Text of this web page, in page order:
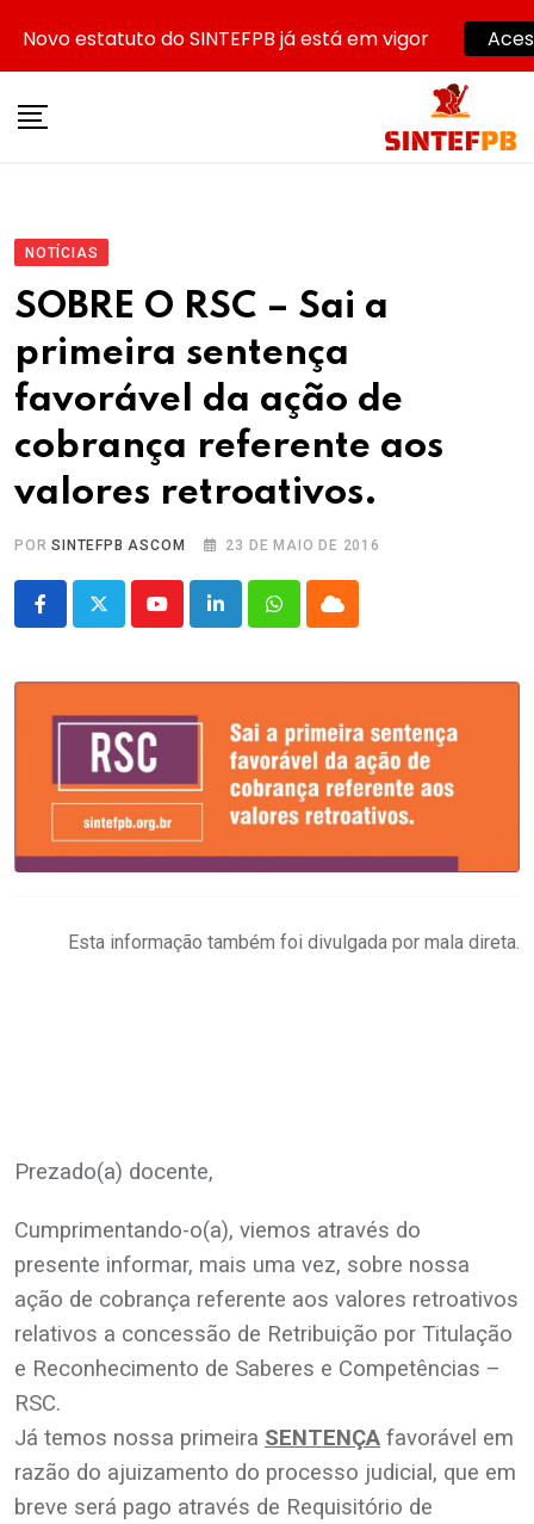
NOTÍCIAS
SOBRE O RSC – Sai a
primeira sentença
favorável da ação de
cobrança referente aos
valores retroativos.
PORSINTEFPB ASCOM 23 DE MAIO DE 2016
YoutubeLinkedInWhatsappCloud
Esta informação também foi divulgada por mala direta.
Prezado(a) docente,
Cumprimentando-o(a), viemos através do
presente informar, mais uma vez, sobre nossa
ação de cobrança referente aos valores retroativos
relativos a concessão de Retribuição por Titulação
e Reconhecimento de Saberes e Competências –
RSC.
Já temos nossa primeira SENTENÇA favorável em
razão do ajuizamento do processo judicial, que em
breve será pago através de Requisitório de
Novo estatuto do SINTEFPB já está em vigor